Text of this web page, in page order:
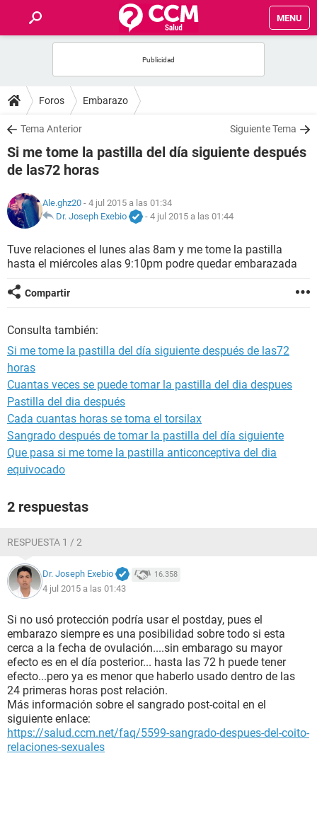
MENU
FOROS
SALUD
FAMILIA
NUTRICIÓN
SEXUALIDAD
Foros Embarazo
Tema Anterior Siguiente Tema
Si me tome la pastilla del día siguiente después
de las72 horas
Ale.ghz20 - 4 jul 2015 a las 01:34
Dr. Joseph Exebio
- 4 jul 2015 a las 01:44
Tuve relaciones el lunes alas 8am y me tome la pastilla
hasta el miércoles alas 9:10pm podre quedar embarazada
Compartir
Consulta también:
Si me tome la pastilla del día siguiente después de las72
horas
Cuantas veces se puede tomar la pastilla del dia despues
Pastilla del dia después
Cada cuantas horas se toma el torsilax
Sangrado después de tomar la pastilla del día siguiente
Que pasa si me tome la pastilla anticonceptiva del dia
equivocado
2 respuestas
RESPUESTA 1 / 2
Dr. Joseph Exebio 16.358
4 jul 2015 a las 01:43
Si no usó protección podría usar el postday, pues el
embarazo siempre es una posibilidad sobre todo si esta
cerca a la fecha de ovulación....sin embarago su mayor
efecto es en el día posterior... hasta las 72 h puede tener
efecto...pero ya es menor que haberlo usado dentro de las
24 primeras horas post relación.
Más información sobre el sangrado post-coital en el
siguiente enlace:
https://salud.ccm.net/faq/5599-sangrado-despues-del-coito-
relaciones-sexuales